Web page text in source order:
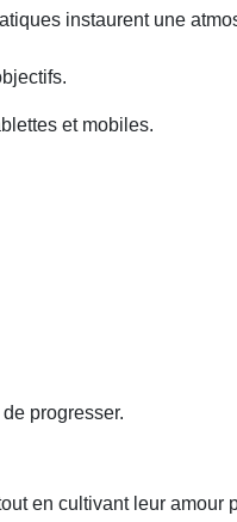
instaurent une
et mobiles.
progresser.
en cultivant leur amour